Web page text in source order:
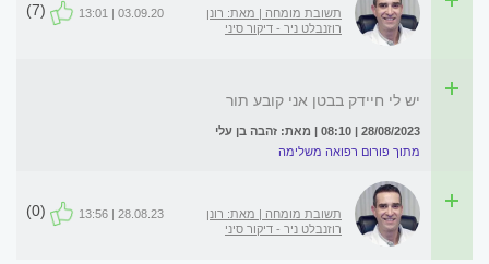
תשובת מומחה | מאת: רונן
רוזנבלט ניר - דיקור סיני
03.09.20 | 13:01
(7)
יש לי חיידק בבטן אני קובע תור
28/08/2023 | 08:10 | מאת: זהבה בן עלי
מתוך פורום רפואה משלימה
תשובת מומחה | מאת: רונן
רוזנבלט ניר - דיקור סיני
28.08.23 | 13:56
(0)